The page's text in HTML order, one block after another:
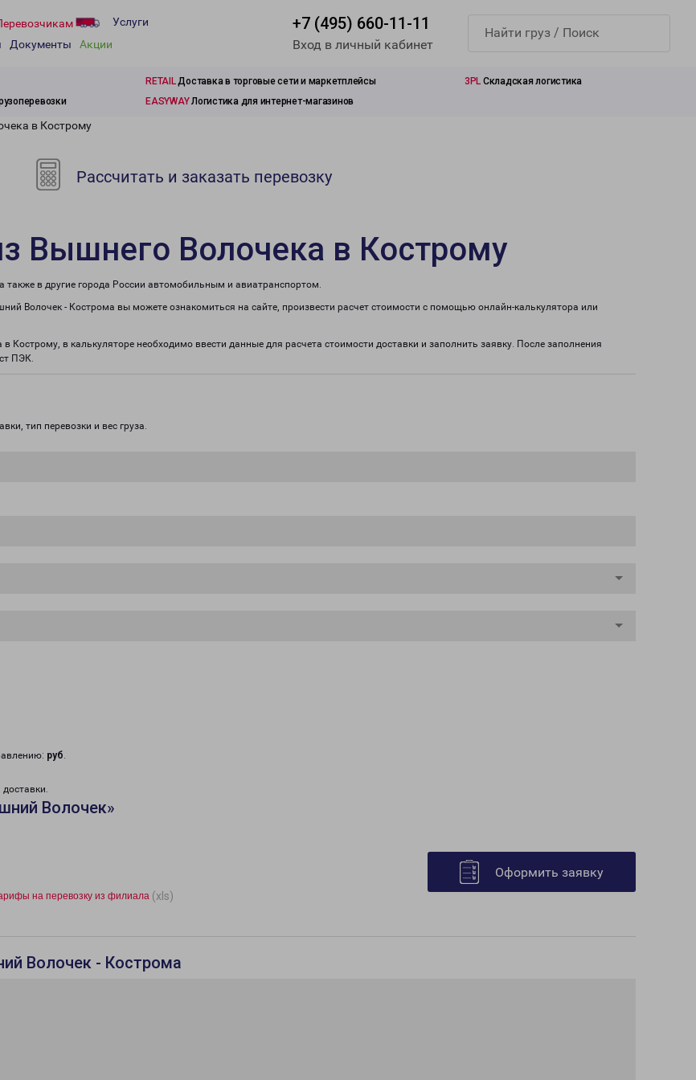
Услуги
Документы Акции
+7 (495) 660-11-11
Вход в личный кабинет
RETAILДоставка в торговые сети и маркетплейсы 3PL Складская логистика
EASYWAYЛогистика для интернет-магазинов
в Кострому
Рассчитать и заказать перевозку
Вышнего Волочека в Кострому
в другие города России автомобильным и авиатранспортом.
Волочек - Кострома вы можете ознакомиться на сайте, произвести расчет стоимости с помощью онлайн-калькулятора или
Кострому, в калькуляторе необходимо ввести данные для расчета стоимости доставки и заполнить заявку. После заполнения
ПЭК.
тип перевозки и вес груза.
руб.
Волочек»
на перевозку из филиала (xls)
Оформить заявку
Волочек - Кострома